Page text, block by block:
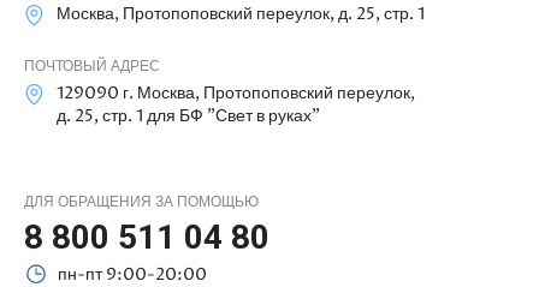
Москва, Протопоповский переулок, д. 25, стр. 1
ПОЧТОВЫЙ АДРЕС
129090 г. Москва, Протопоповский переулок,
д. 25, стр. 1 для БФ "Свет в руках"
ДЛЯ ОБРАЩЕНИЯ ЗА ПОМОЩЬЮ
8 800 511 04 80
пн-пт 9:00-20:00